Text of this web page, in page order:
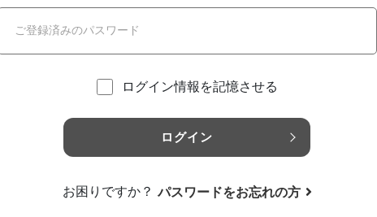
ログイン情報を記憶させる
ログイン
お困りですか？ パスワードをお忘れの方